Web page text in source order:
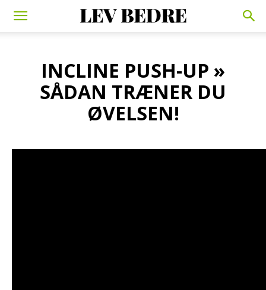
INCLINE PUSH-UP »
SÅDAN TRÆNER DU
ØVELSEN!